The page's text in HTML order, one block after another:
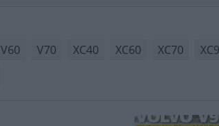
V60 V70 XC40 XC60 XC70